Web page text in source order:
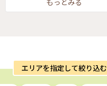
もっとみる
エリアを指定して絞り込む